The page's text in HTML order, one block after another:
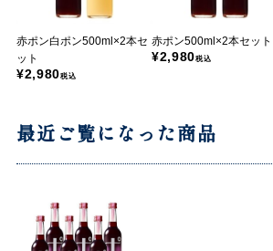
赤ポン白ポン500ml×2本セ
ット
¥2,980税込
赤ポン500ml×2本セット
¥2,980税込
最近ご覧になった商品